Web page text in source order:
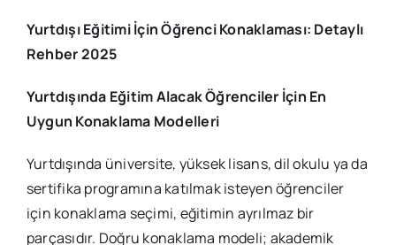
Yurtdışı Eğitimi İçin Öğrenci Konaklaması: Detaylı
Rehber 2025
Yurtdışında Eğitim Alacak Öğrenciler İçin En
Uygun Konaklama Modelleri
Yurtdışında üniversite, yüksek lisans, dil okulu ya da
sertifika programına katılmak isteyen öğrenciler
için konaklama seçimi, eğitimin ayrılmaz bir
parçasıdır. Doğru konaklama modeli; akademik